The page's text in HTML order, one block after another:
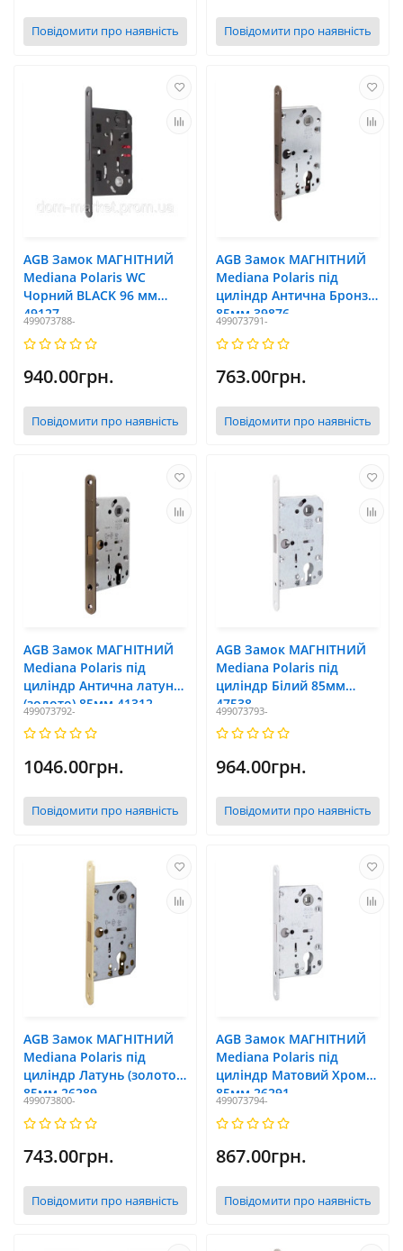
Повідомити про наявність Повідомити про наявність
AGB Замок МАГНІТНИЙ
Mediana Polaris WC
Чорний BLACK 96 мм
49127
499073788-
940.00грн.
Повідомити про наявність
AGB Замок МАГНІТНИЙ
Mediana Polaris під
циліндр Антична Бронза
85мм 39876
499073791-
763.00грн.
Повідомити про наявність
AGB Замок МАГНІТНИЙ
Mediana Polaris під
циліндр Антична латунь
(золото) 85мм 41312
499073792-
1046.00грн.
Повідомити про наявність
AGB Замок МАГНІТНИЙ
Mediana Polaris під
циліндр Білий 85мм
47538
499073793-
964.00грн.
Повідомити про наявність
AGB Замок МАГНІТНИЙ
Mediana Polaris під
циліндр Латунь (золото)
85мм 26289
499073800-
743.00грн.
Повідомити про наявність
AGB Замок МАГНІТНИЙ
Mediana Polaris під
циліндр Матовий Хром
85мм 26291
499073794-
867.00грн.
Повідомити про наявність